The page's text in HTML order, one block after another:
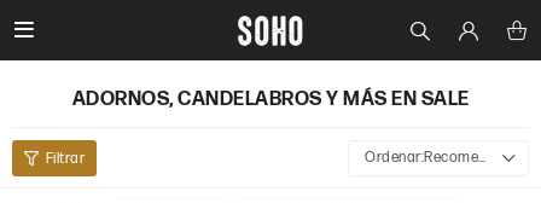

ADORNOS, CANDELABROS Y MÁS EN SALE
Recomendados